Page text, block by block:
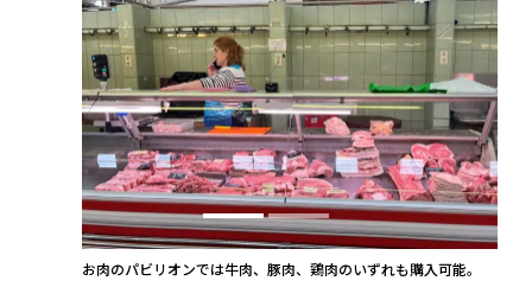
お肉のパビリオンでは牛肉、豚肉、鶏肉のいずれも購入可能。